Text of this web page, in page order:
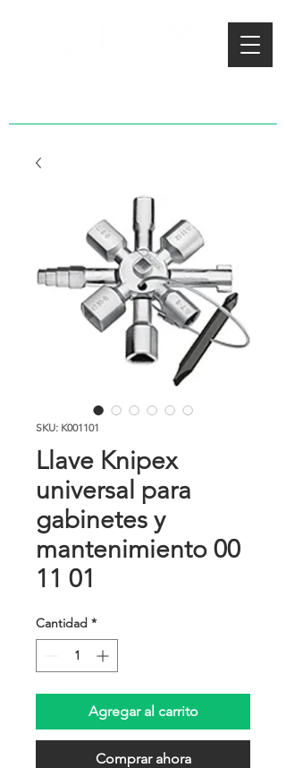
SKU: K001101
Llave Knipex
universal para
gabinetes y
mantenimiento 00
11 01
Cantidad *
Agregar al carrito
Comprar ahora